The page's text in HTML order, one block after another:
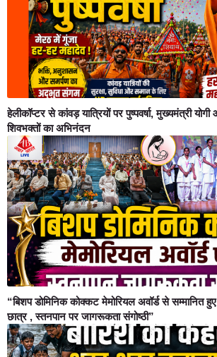
हेलीकॉप्टर से कांवड़ यात्रियों पर पुष्पवर्षा, मुख्यमंत्री
शिवभक्तों का अभिनंदन
“बिशप डोमिनिक कोक्कट मेमोरियल अवॉर्ड से सम्मानित
छात्र , स्तनपान पर जागरूकता संगोष्ठी”